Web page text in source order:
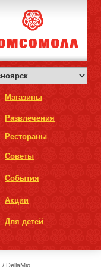
Магазины
Развлечения
Рестораны
Советы
События
Акции
Для детей
DellaMio